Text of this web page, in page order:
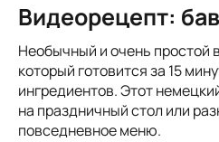
Видеорецепт:
Необычный и очень простой
который готовится за 15
ингредиентов. Этот
на праздничный стол или
повседневное меню.